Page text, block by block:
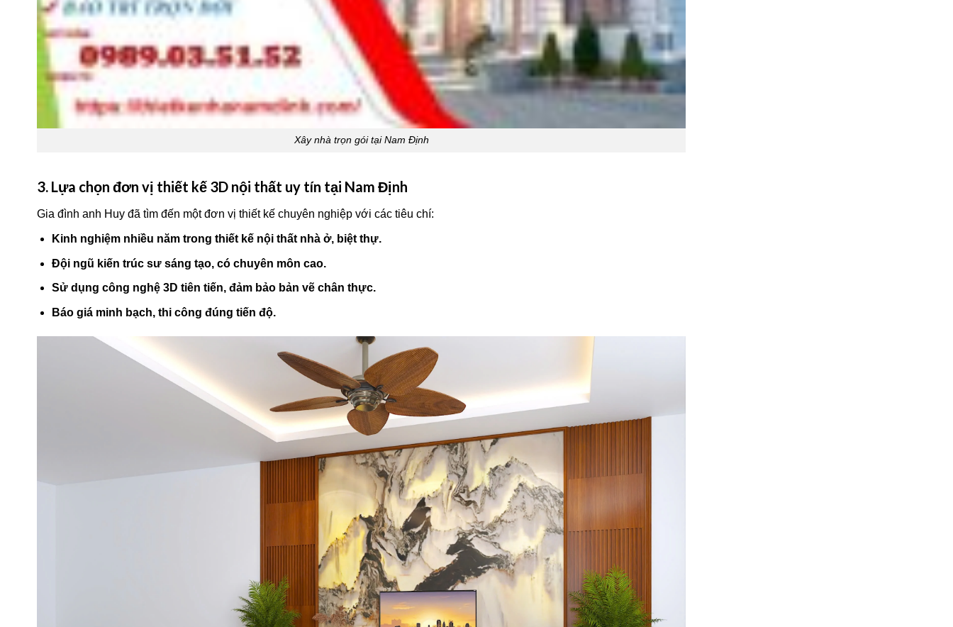
Xây nhà trọn gói tại Nam Định
3. Lựa chọn đơn vị thiết kế 3D nội thất uy tín tại Nam Định
Gia đình anh Huy đã tìm đến một đơn vị thiết kế chuyên nghiệp với các tiêu chí:
Kinh nghiệm nhiều năm trong thiết kế nội thất nhà ở, biệt thự.
Đội ngũ kiến trúc sư sáng tạo, có chuyên môn cao.
Sử dụng công nghệ 3D tiên tiến, đảm bảo bản vẽ chân thực.
Báo giá minh bạch, thi công đúng tiến độ.